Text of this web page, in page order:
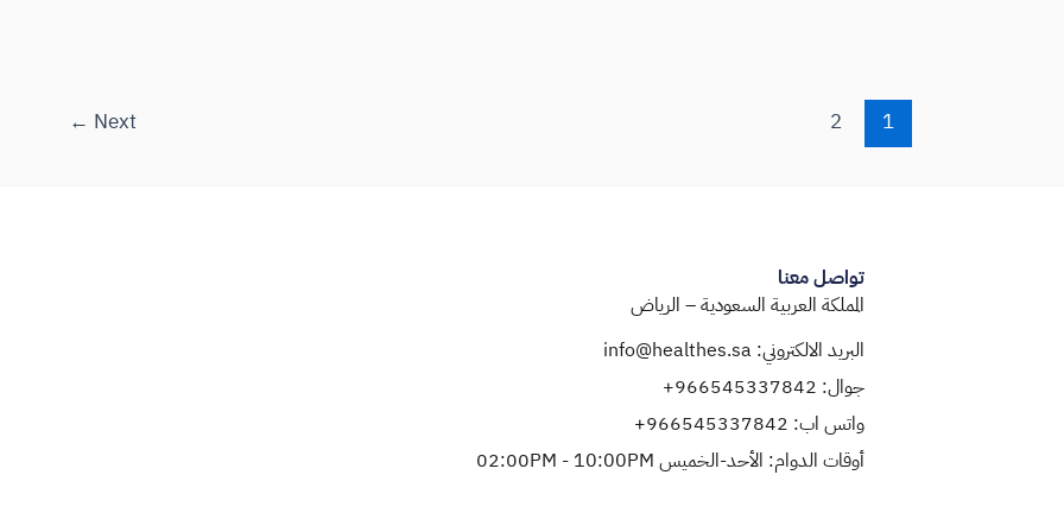
1
2
Next
←
تواصل معنا
المملكة العربية السعودية – الرياض
البريد الالكتروني: info@healthes.sa
جوال: ‭+966545337842‬
واتس اب: ‭+966545337842‬
أوقات الدوام: الأحد-الخميس 02:00PM - 10:00PM